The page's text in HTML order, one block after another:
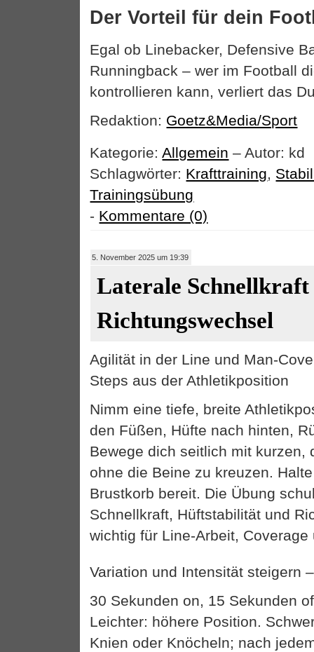
Der Vorteil für dein
Egal ob Linebacker, Defensive
Runningback – wer im Football
kontrollieren kann, verliert das
Redaktion: Goetz&Media/Sport
Kategorie:Allgemein – Autor: kd
Schlagwörter: Krafttraining,
Trainingsübung
- Kommentare (0)
5. November 2025 um 19:39
Laterale Schnellkraft
Richtungswechsel
Agilität in der Line und Man-
Steps aus der Athletikposition
Nimm eine tiefe, breite
den Füßen, Hüfte nach hinten,
Bewege dich seitlich mit kurzen,
ohne die Beine zu kreuzen.
Brustkorb bereit. Die Übung
Schnellkraft, Hüftstabilität und
wichtig für Line-Arbeit,
Variation und Intensität steigern
30 Sekunden on, 15 Sekunden
Leichter: höhere Position.
Knien oder Knöcheln; nach